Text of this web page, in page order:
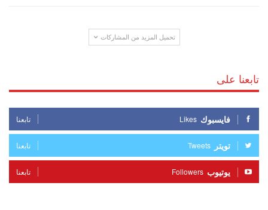
تحميل المزيد من المشاركات
تابعنا على
فايسبوك Likes تابعنا
تويتر Tweets تابعنا
يوتيوب Followers تابعنا